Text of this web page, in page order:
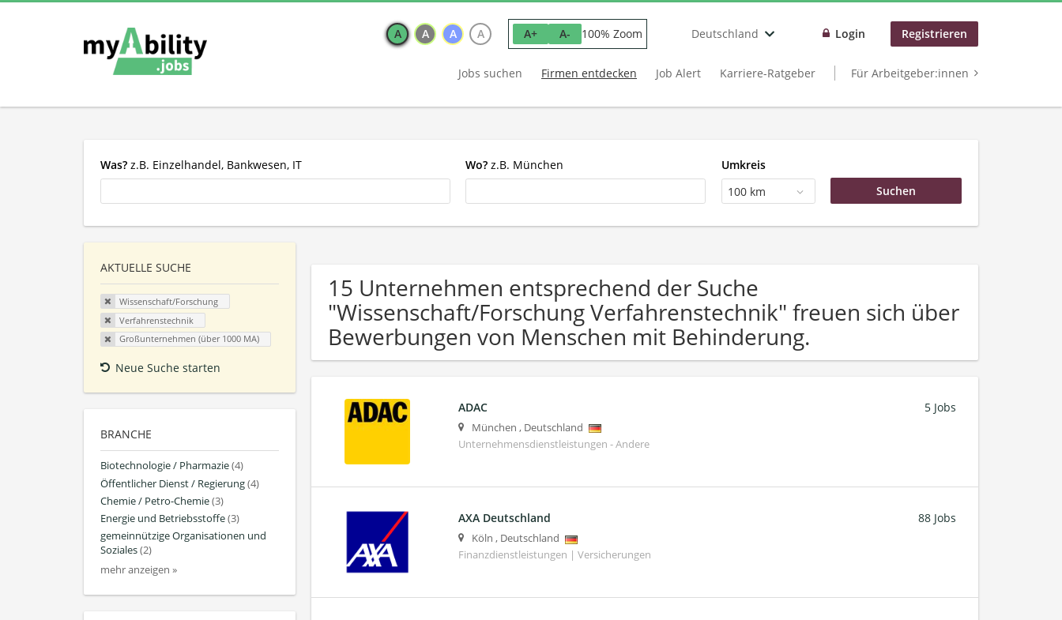
A A A A A+ A- 100% Zoom Deutschland Login Registrieren
Jobs suchen Firmen entdecken Job Alert Karriere-Ratgeber Für Arbeitgeber:innen
Was? z.B. Einzelhandel, Bankwesen, IT Wo? z.B. München
Umkreis
100 km
AKTUELLE SUCHE
Wissenschaft/Forschung
Verfahrenstechnik
Großunternehmen (über 1000 MA)
Neue Suche starten
BRANCHE
Biotechnologie / Pharmazie(4)
Öffentlicher Dienst / Regierung(4)
Chemie / Petro-Chemie(3)
Energie und Betriebsstoffe(3)
gemeinnützige Organisationen und
Soziales(2)
mehr anzeigen »
15 Unternehmen entsprechend der Suche
"Wissenschaft/Forschung Verfahrenstechnik" freuen sich über
Bewerbungen von Menschen mit Behinderung.
ADAC
München , Deutschland
Unternehmensdienstleistungen - Andere
5 Jobs
AXA Deutschland
Köln , Deutschland
Finanzdienstleistungen | Versicherungen
88 Jobs